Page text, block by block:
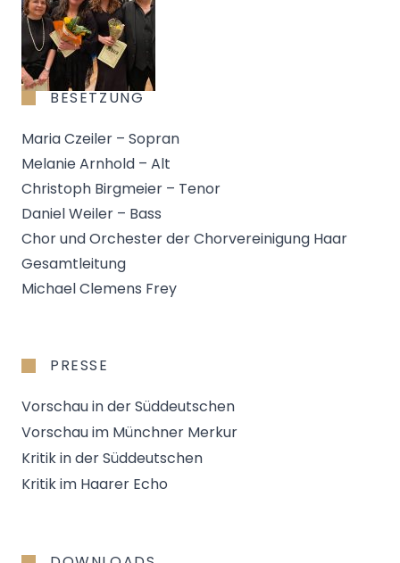
BESETZUNG
Maria Czeiler – Sopran
Melanie Arnhold – Alt
Christoph Birgmeier – Tenor
Daniel Weiler – Bass
Chor und Orchester der Chorvereinigung Haar
Gesamtleitung
Michael Clemens Frey
PRESSE
Vorschau in der Süddeutschen
Vorschau im Münchner Merkur
Kritik in der Süddeutschen
Kritik im Haarer Echo